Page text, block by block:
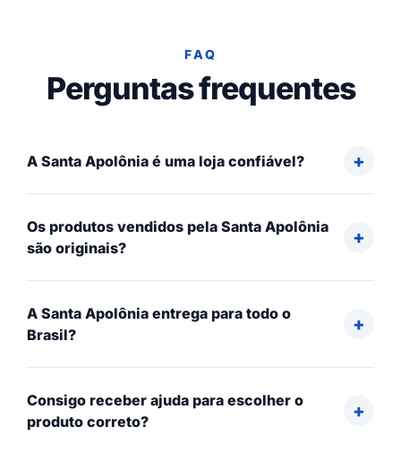
FAQ
Perguntas frequentes
A Santa Apolônia é uma loja confiável?
Os produtos vendidos pela Santa Apolônia
são originais?
A Santa Apolônia entrega para todo o
Brasil?
Consigo receber ajuda para escolher o
produto correto?